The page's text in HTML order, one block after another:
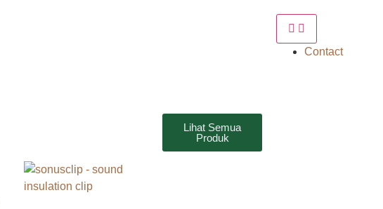
Lihat Semua
Produk
Contact